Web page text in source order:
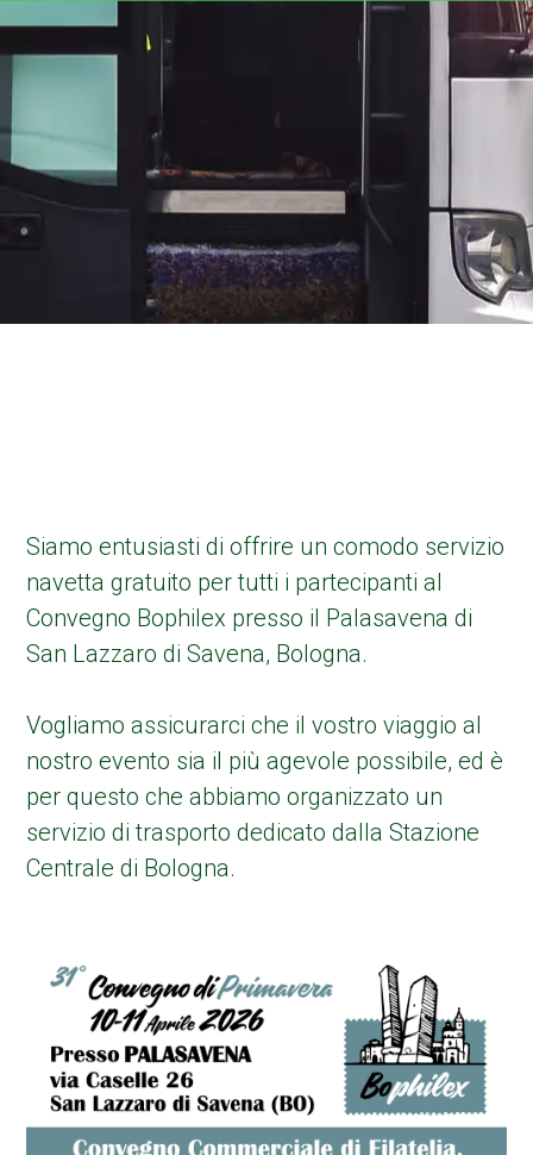
Siamo entusiasti di offrire un comodo servizio
navetta gratuito per tutti i partecipanti al
Convegno Bophilex presso il Palasavena di
San Lazzaro di Savena, Bologna.
Vogliamo assicurarci che il vostro viaggio al
nostro evento sia il più agevole possibile, ed è
per questo che abbiamo organizzato un
servizio di trasporto dedicato dalla Stazione
Centrale di Bologna.